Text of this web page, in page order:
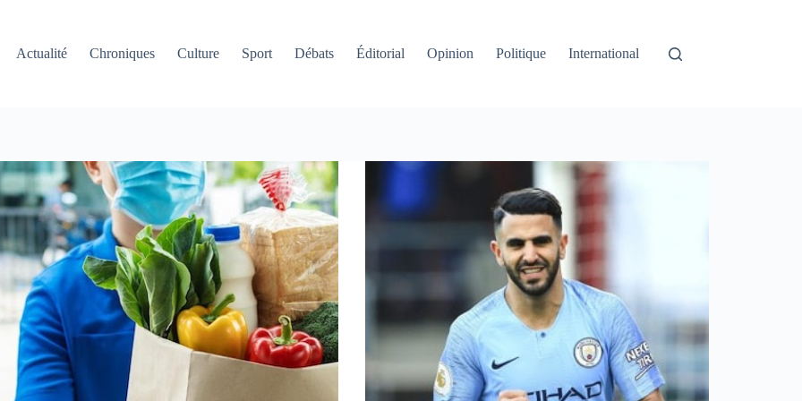
Actualité
Chroniques Culture Sport Débats Éditorial Opinion Politique International